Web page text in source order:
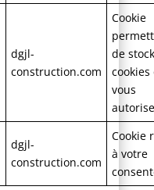
dgjl-
construction.com
Cookie
de
cookies
vous
dgjl-
construction.com
Cookie
à votre